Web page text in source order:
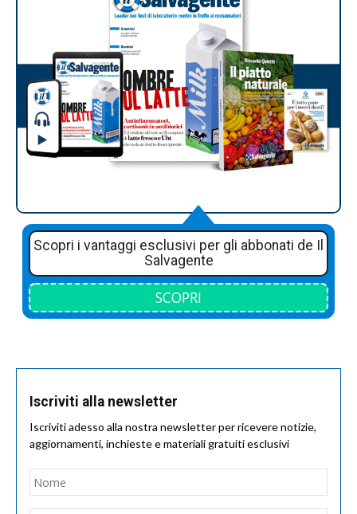
Scopri i vantaggi esclusivi per gli abbonati de Il
Salvagente
SCOPRI
Iscriviti alla newsletter
Iscriviti adesso alla nostra newsletter per ricevere notizie,
aggiornamenti, inchieste e materiali gratuiti esclusivi
Nome